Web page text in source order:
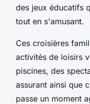
des jeux éducatifs
tout en s'amusant.
Ces croisières
activités de loisirs
piscines, des
assurant ainsi que
passe un moment